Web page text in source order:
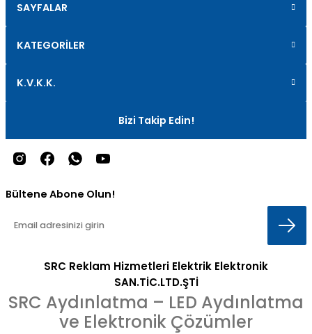
SAYFALAR
KATEGORİLER
K.V.K.K.
Bizi Takip Edin!
Bültene Abone Olun!
SRC Reklam Hizmetleri Elektrik Elektronik
SAN.TİC.LTD.ŞTİ
SRC Aydınlatma – LED Aydınlatma
ve Elektronik Çözümler